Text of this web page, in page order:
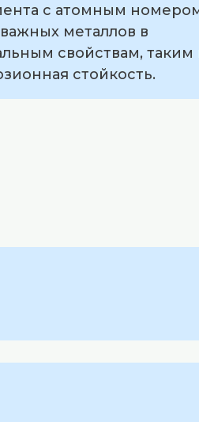
с атомным
металлов в
свойствам, таким
стойкость.